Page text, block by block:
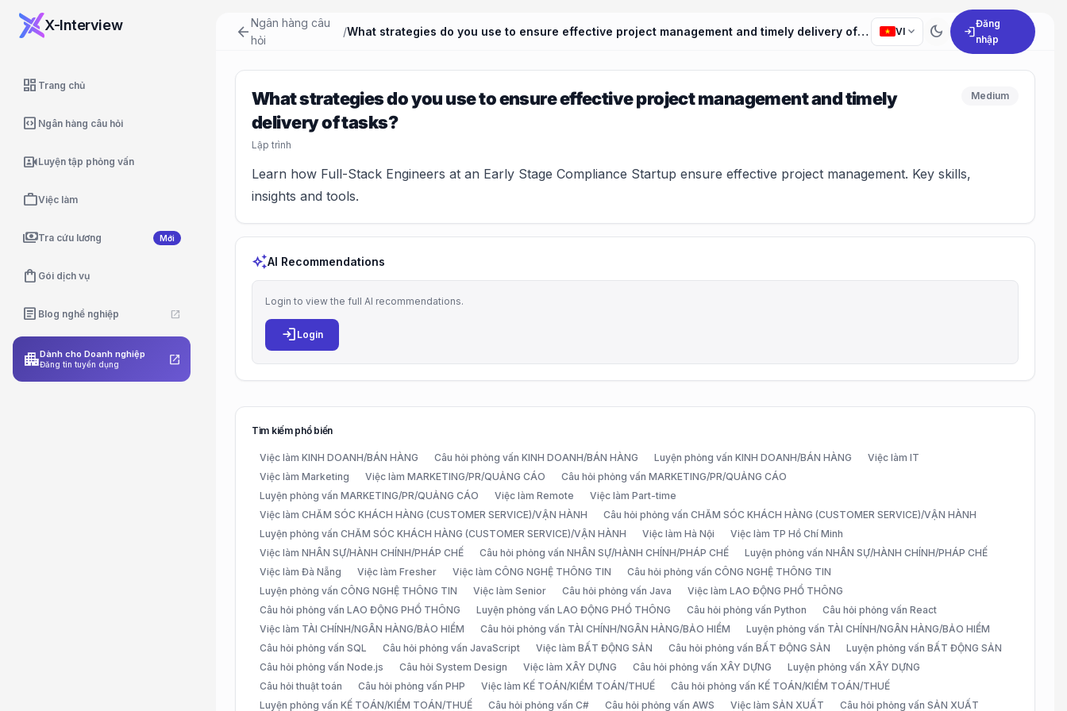
X-Interview
dashboard Trang chủ
code_blocks Ngân hàng câu hỏi
video_camera_frontLuyện tập phỏng vấn
workViệc làm
paymentsTra cứu lương Mới
shopping_bag Gói dịch vụ
article Blog nghề nghiệp open_in_new
apartmentDành cho Doanh nghiệp
Đăng tin tuyển dụng open_in_new
arrow_backNgân hàng câu
hỏi
/ What strategies do you use to ensure effective project management and timely delivery of tasks? VI expand_more dark_mode login
Đăng
nhập
What strategies do you use to ensure effective project management and timely
delivery of tasks?
Lập trình
Medium
Learn how Full-Stack Engineers at an Early Stage Compliance Startup ensure effective project management. Key skills,
insights and tools.
auto_awesomeAI Recommendations
Login to view the full AI recommendations.
login Login
Tìm kiếm phổ biến
Việc làm KINH DOANH/BÁN HÀNG Câu hỏi phỏng vấn KINH DOANH/BÁN HÀNG Luyện phỏng vấn KINH DOANH/BÁN HÀNG
Việc làm IT
Việc làm Marketing
Việc làm MARKETING/PR/QUẢNG CÁO
Câu hỏi phỏng vấn MARKETING/PR/QUẢNG CÁO
Luyện phỏng vấn MARKETING/PR/QUẢNG CÁO
Việc làm Remote
Việc làm Part-time
Việc làm CHĂM SÓC KHÁCH HÀNG (CUSTOMER SERVICE)/VẬN HÀNH
Câu hỏi phỏng vấn CHĂM SÓC KHÁCH HÀNG (CUSTOMER SERVICE)/VẬN HÀNH
Luyện phỏng vấn CHĂM SÓC KHÁCH HÀNG (CUSTOMER SERVICE)/VẬN HÀNH
Việc làm Hà Nội
Việc làm TP Hồ Chí Minh
Việc làm NHÂN SỰ/HÀNH CHÍNH/PHÁP CHẾ
Câu hỏi phỏng vấn NHÂN SỰ/HÀNH CHÍNH/PHÁP CHẾ
Luyện phỏng vấn NHÂN SỰ/HÀNH CHÍNH/PHÁP CHẾ
Việc làm Đà Nẵng
Việc làm Fresher Việc làm CÔNG NGHỆ THÔNG TIN
Câu hỏi phỏng vấn CÔNG NGHỆ THÔNG TIN
Luyện phỏng vấn CÔNG NGHỆ THÔNG TIN
Việc làm Senior Câu hỏi phỏng vấn Java
Việc làm LAO ĐỘNG PHỔ THÔNG
Câu hỏi phỏng vấn LAO ĐỘNG PHỔ THÔNG
Luyện phỏng vấn LAO ĐỘNG PHỔ THÔNG Câu hỏi phỏng vấn Python
Câu hỏi phỏng vấn React
Việc làm TÀI CHÍNH/NGÂN HÀNG/BẢO HIỂM
Câu hỏi phỏng vấn TÀI CHÍNH/NGÂN HÀNG/BẢO HIỂM
Luyện phỏng vấn TÀI CHÍNH/NGÂN HÀNG/BẢO HIỂM
Câu hỏi phỏng vấn SQL
Câu hỏi phỏng vấn JavaScript Việc làm BẤT ĐỘNG SẢN Câu hỏi phỏng vấn BẤT ĐỘNG SẢN
Luyện phỏng vấn BẤT ĐỘNG SẢN
Câu hỏi phỏng vấn Node.js
Câu hỏi System Design Việc làm XÂY DỰNG Câu hỏi phỏng vấn XÂY DỰNG
Luyện phỏng vấn XÂY DỰNG
Câu hỏi thuật toán
Câu hỏi phỏng vấn PHP Việc làm KẾ TOÁN/KIỂM TOÁN/THUẾ
Câu hỏi phỏng vấn KẾ TOÁN/KIỂM TOÁN/THUẾ
Luyện phỏng vấn KẾ TOÁN/KIỂM TOÁN/THUẾ
Câu hỏi phỏng vấn C# Câu hỏi phỏng vấn AWS Việc làm SẢN XUẤT Câu hỏi phỏng vấn SẢN XUẤT